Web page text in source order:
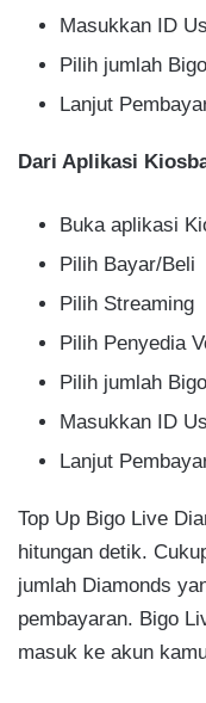
Masukkan ID
Pilih jumlah
Lanjut
Dari Aplikasi
Buka aplikasi
Pilih Bayar/Beli
Pilih Streaming
Pilih Penyedia
Pilih jumlah
Masukkan ID
Lanjut
Top Up Bigo Live
hitungan detik.
jumlah Diamonds
pembayaran. Bigo
masuk ke akun